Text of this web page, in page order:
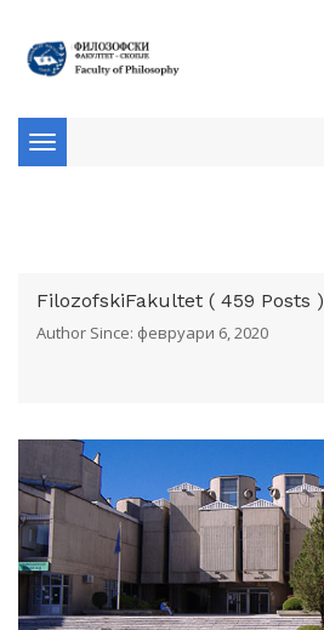
Toggle
navigation
FilozofskiFakultet ( 459 Posts )
Author Since: февруари 6, 2020